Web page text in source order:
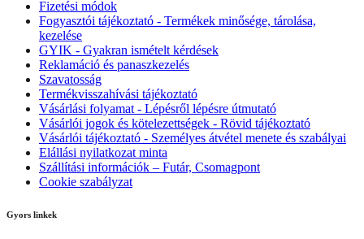
Fizetési módok
Fogyasztói tájékoztató - Termékek minősége, tárolása,
kezelése
GYIK - Gyakran ismételt kérdések
Reklamáció és panaszkezelés
Szavatosság
Termékvisszahívási tájékoztató
Vásárlási folyamat - Lépésről lépésre útmutató
Vásárlói jogok és kötelezettségek - Rövid tájékoztató
Vásárlói tájékoztató - Személyes átvétel menete és szabályai
Elállási nyilatkozat minta
Szállítási információk – Futár, Csomagpont
Cookie szabályzat
Gyors linkek